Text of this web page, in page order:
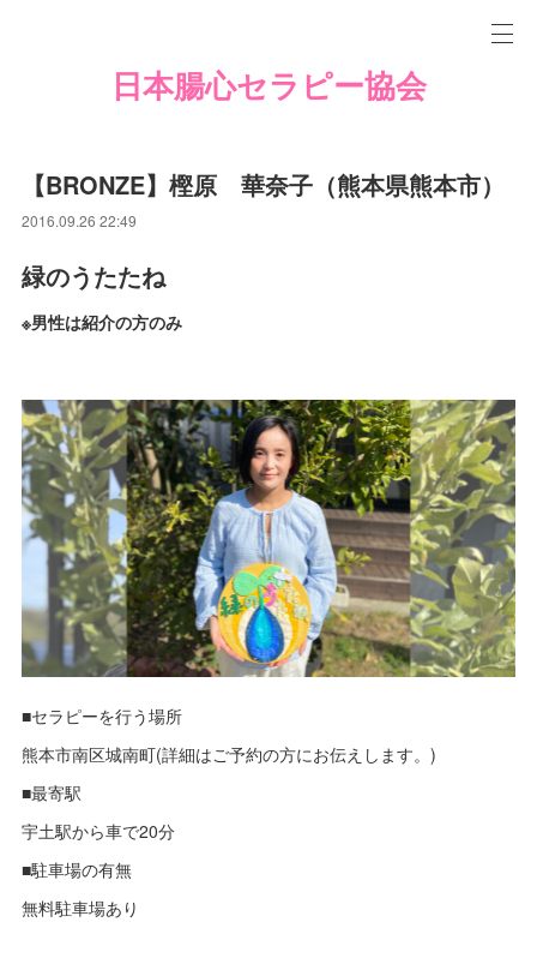
日本腸心セラピー協会
【BRONZE】樫原 華奈子（熊本県熊本市）
2016.09.26 22:49
緑のうたたね
※男性は紹介の方のみ
■セラピーを行う場所
熊本市南区城南町(詳細はご予約の方にお伝えします。)
■最寄駅
宇土駅から車で20分
■駐車場の有無
無料駐車場あり